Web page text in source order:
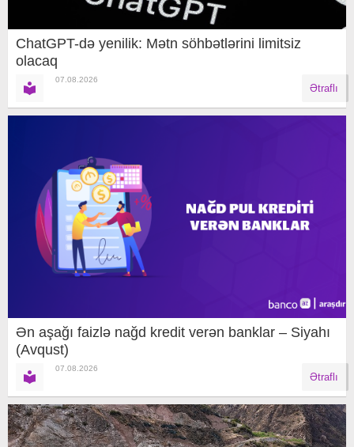
ChatGPT-də yenilik: Mətn söhbətlərini limitsiz
olacaq
07.08.2026
Ətraflı
Ən aşağı faizlə nağd kredit verən banklar – Siyahı
(Avqust)
07.08.2026
Ətraflı